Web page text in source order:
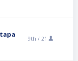
9th / 21